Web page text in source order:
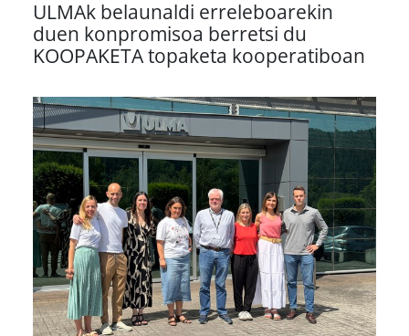
ULMAk belaunaldi erreleboarekin
duen konpromisoa berretsi du
KOOPAKETA topaketa kooperatiboan